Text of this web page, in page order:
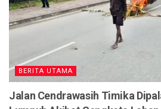
BERITA UTAMA
Jalan Cendrawasih Timika